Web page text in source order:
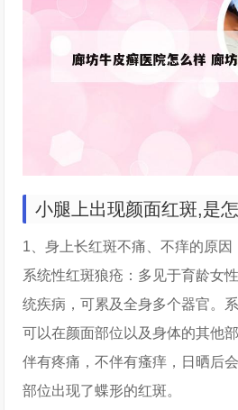
小腿上出现颜面红斑,是
1、身上长红斑不痛、不痒的原因
系统性红斑狼疮：多见于育龄女
统疾病，可累及全身多个器官。
可以在颜面部位以及身体的其他
伴有疼痛，不伴有瘙痒，日晒后
部位出现了蝶形的红斑。